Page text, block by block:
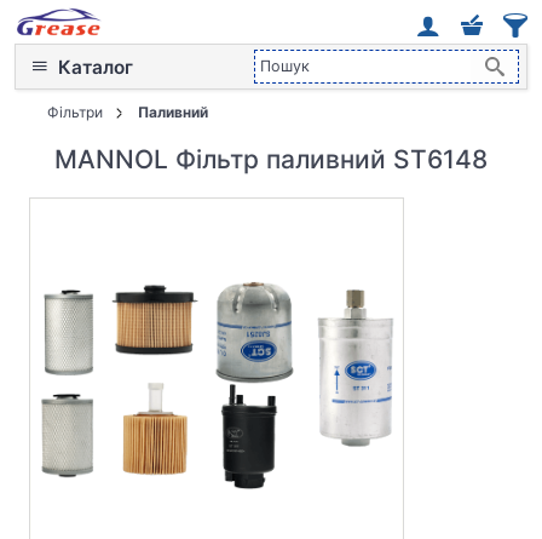
Каталог
Фільтри Паливний
MANNOL Фільтр паливний ST6148